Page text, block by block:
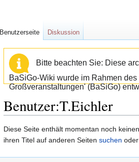
Bitte beachten Sie: Diese
BaSiGo-Wiki wurde im Rahmen
Großveranstaltungen' (BaSiGo)
Benutzer:T.Eichler
Zur
Navigation
Zur
Suche
Diese Seite enthält momentan noch
ihren Titel auf anderen Seiten suchen
Benutzerseite Diskussion